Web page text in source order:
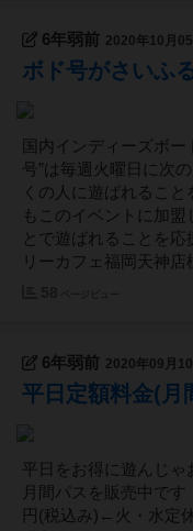
6年弱前 2020年10月05
ボド号がさいふ
国内インディーズボ
号”は毎週火曜日に次
くの人に遊ばれるこ
もこのイベントに加
とで遊ばれることを応
リーカフェ福岡天神店
6年弱前 2020年09月10
平日定額料金(月
平日をお得に遊んじ
月間パスを販売中で
円(税込み)←火・水定